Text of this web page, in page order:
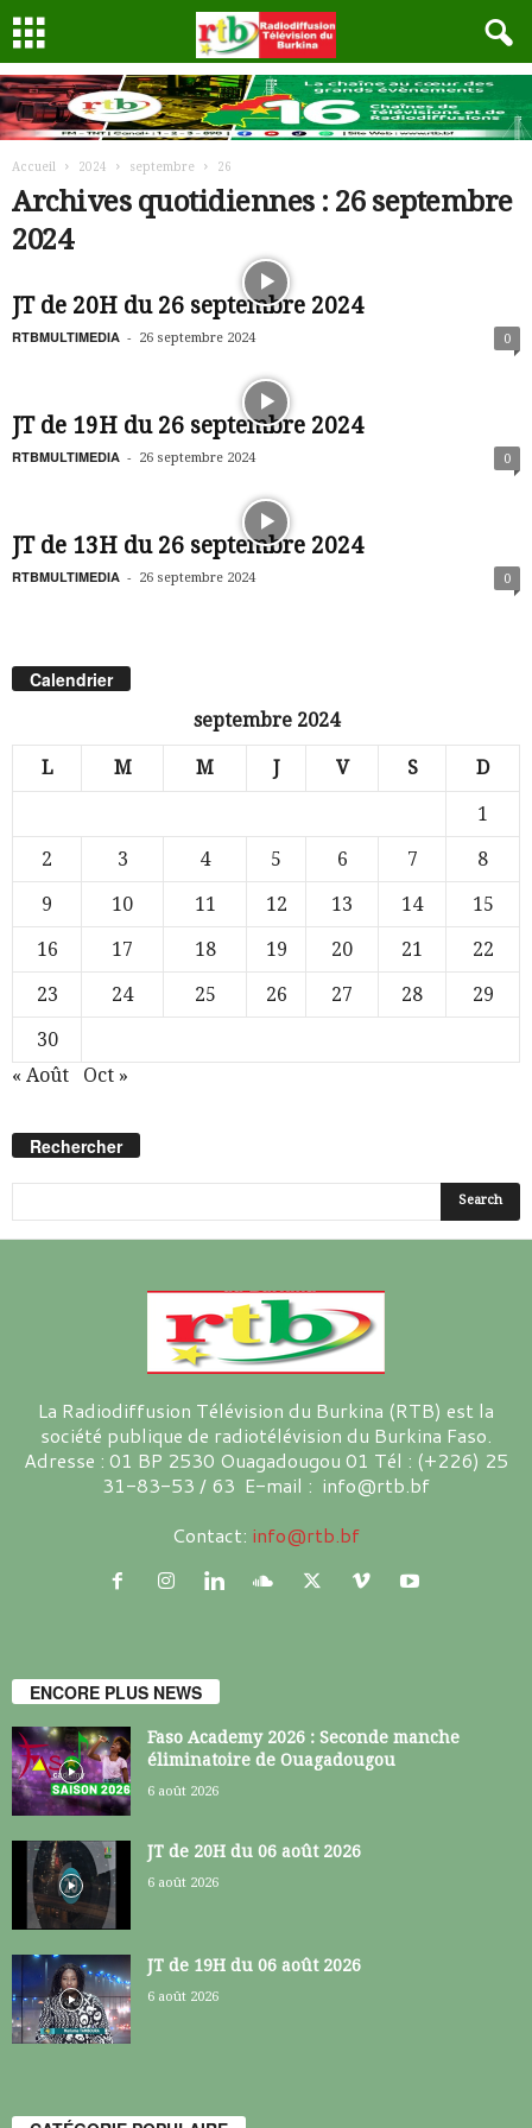
Accueil 2024 septembre 26
Archives quotidiennes : 26 septembre
2024
JT de 20H du 26 septembre 2024
RTBMULTIMEDIA - 26 septembre 2024 0
JT de 19H du 26 septembre 2024
RTBMULTIMEDIA - 26 septembre 2024 0
JT de 13H du 26 septembre 2024
RTBMULTIMEDIA - 26 septembre 2024 0
Calendrier
septembre 2024
L M M J V S D
1
2
3 4 5 6 7
8
9
10 11 12 13 14
15
16
17 18 19 20 21
22
23
24 25 26 27 28
29
30
« Août
Oct »
Rechercher
La Radiodiffusion Télévision du Burkina (RTB) est la
société publique de radiotélévision du Burkina Faso.
Adresse : 01 BP 2530 Ouagadougou 01 Tél : (+226) 25
31-83-53 / 63 E-mail : info@rtb.bf
Contact: info@rtb.bf
ENCORE PLUS NEWS
Faso Academy 2026 : Seconde manche
éliminatoire de Ouagadougou
6 août 2026
JT de 20H du 06 août 2026
6 août 2026
JT de 19H du 06 août 2026
6 août 2026